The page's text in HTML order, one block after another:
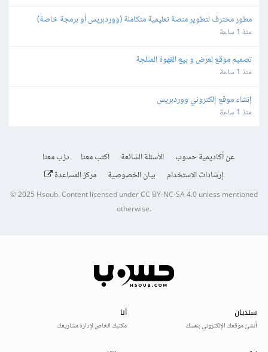
مطور محترف لتطوير منصة تعليمية متكاملة (ووردبريس أو برمجة خاصة)
منذ 1 ساعة
تصميم موقع لعرض و بيع القهوة المثلجة
منذ 1 ساعة
إنشاء موقع إلكتروني ووردبريس
منذ 1 ساعة
عن أكاديمية حسوب الأسئلة الشائعة اكتب معنا
درّب معنا
إرشادات الاستخدام
بيان الخصوصية مركز المساعدة
© 2025 Hsoub.Content licensed underCC BY-NC-SA 4.0unless mentioned
otherwise.